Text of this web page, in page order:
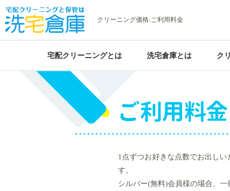
クリーニング価格:ご利用料金
宅配クリーニングとは 洗宅倉庫とは ク
ご利用料金
1点ずつお好きな点数でお出し
す。
シルバー(無料)会員様の場合、一
[アイテムをリセット]
シルバー会員価格 円（税込）
[×] シミュレーション終了